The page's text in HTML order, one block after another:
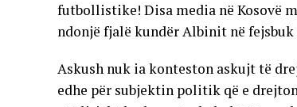
futbollistike! Disa media në Kosovë
ndonjë fjalë kundër Albinit në fejsbuk
Askush nuk ia konteston askujt të
edhe për subjektin politik që e